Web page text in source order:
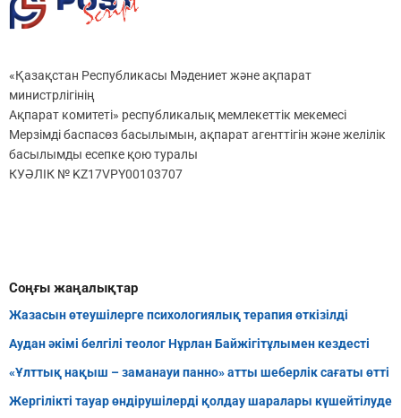
«Қазақстан Республикасы Мәдениет және ақпарат
министрлігінің
Ақпарат комитеті» республикалық мемлекеттік мекемесі
Мерзімді баспасөз басылымын, ақпарат агенттігін және желілік
басылымды есепке қою туралы
КУӘЛІК № KZ17VPY00103707
Соңғы жаңалықтар
Жазасын өтеушілерге психологиялық терапия өткізілді
Аудан әкімі белгілі теолог Нұрлан Байжігітұлымен кездесті
«Ұлттық нақыш – заманауи панно» атты шеберлік сағаты өтті
Жергілікті тауар өндірушілерді қолдау шаралары күшейтілуде